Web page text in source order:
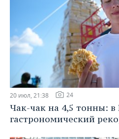
20 июл, 21:38 24
Чак-чак на 4,5 тонны:
гастрономический